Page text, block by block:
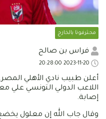
محترفونا بالخارج
فراس بن صالح
أعلن طبيب نادي الأهلي
اللاعب الدولي التونسي علي
إصابة.
وقال جاب الله إن معلول يخضع